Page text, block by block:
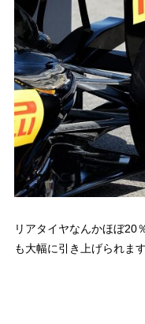
リアタイヤなんかほぼ20
も大幅に引き上げられます